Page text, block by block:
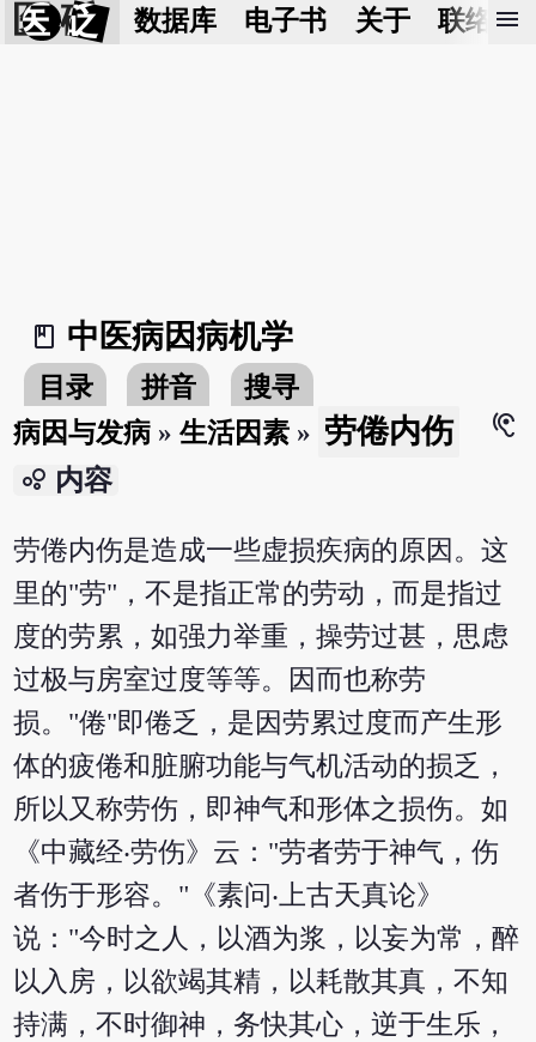
医 砭 数据库 电子书 关于 联络我
menu
book_2
中医病因病机学
目录 拼音
搜寻
病因与发病 »生活因素 » 劳倦内伤
hearing
bubble_chart 内容
劳倦内伤是造成一些虚损疾病的原因。这
里的"劳"，不是指正常的劳动，而是指过
度的劳累，如强力举重，操劳过甚，思虑
过极与房室过度等等。因而也称劳
损。"倦"即倦乏，是因劳累过度而产生形
体的疲倦和脏腑功能与气机活动的损乏，
所以又称劳伤，即神气和形体之损伤。如
《中藏经‧劳伤》云："劳者劳于神气，伤
者伤于形容。"《素问‧上古天真论》
说："今时之人，以酒为浆，以妄为常，醉
以入房，以欲竭其精，以耗散其真，不知
持满，不时御神，务快其心，逆于生乐，